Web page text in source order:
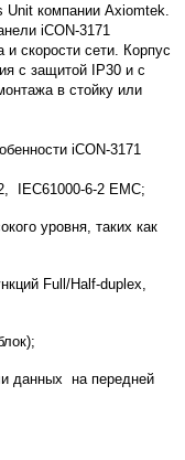
Unit компании Axiomtek.
iCON-3171
скорости сети. Корпус
с защитой IP30 и с
в стойку или
iCON-3171
IEC61000-6-2 EMC;
уровня, таких как
Full/Half-duplex
данных на передней